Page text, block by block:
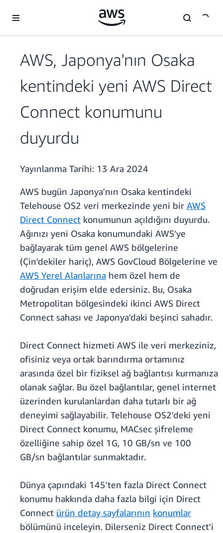
AWS, Japonya'nın Osaka
kentindeki yeni AWS Direct
Connect konumunu
duyurdu
Yayınlanma Tarihi: 13 Ara 2024
AWS bugün Japonya'nın Osaka kentindeki
Telehouse OS2 veri merkezinde yeni bir AWS
Direct Connect konumunun açıldığını duyurdu.
Ağınızı yeni Osaka konumundaki AWS'ye
bağlayarak tüm genel AWS bölgelerine
(Çin'dekiler hariç), AWS GovCloud Bölgelerine ve
AWS Yerel Alanlarına hem özel hem de
doğrudan erişim elde edersiniz. Bu, Osaka
Metropolitan bölgesindeki ikinci AWS Direct
Connect sahası ve Japonya'daki beşinci sahadır.
Direct Connect hizmeti AWS ile veri merkeziniz,
ofisiniz veya ortak barındırma ortamınız
arasında özel bir fiziksel ağ bağlantısı kurmanıza
olanak sağlar. Bu özel bağlantılar, genel internet
üzerinden kurulanlardan daha tutarlı bir ağ
deneyimi sağlayabilir. Telehouse OS2'deki yeni
Direct Connect konumu, MACsec şifreleme
özelliğine sahip özel 1G, 10 GB/sn ve 100
GB/sn bağlantılar sunmaktadır.
Dünya çapındaki 145'ten fazla Direct Connect
konumu hakkında daha fazla bilgi için Direct
Connect ürün detay sayfalarının konumlar
bölümünü inceleyin. Dilerseniz Direct Connect'i